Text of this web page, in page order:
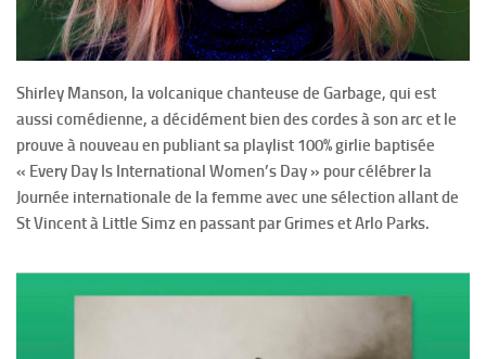
Shirley Manson, la volcanique chanteuse de Garbage, qui est
aussi comédienne, a décidément bien des cordes à son arc et le
prouve à nouveau en publiant sa playlist 100% girlie baptisée
« Every Day Is International Women’s Day » pour célébrer la
Journée internationale de la femme avec une sélection allant de
St Vincent à Little Simz en passant par Grimes et Arlo Parks.